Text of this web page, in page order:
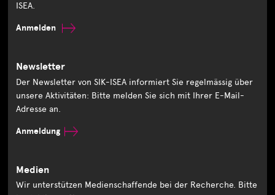
ISEA.
Anmelden
Newsletter
Der Newsletter von SIK-ISEA informiert Sie regelmässig über
unsere Aktivitäten: Bitte melden Sie sich mit Ihrer E-Mail-
Adresse an.
Anmeldung
Medien
Wir unterstützen Medienschaffende bei der Recherche. Bitte